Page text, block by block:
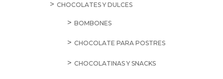
CHOCOLATES Y DULCES
BOMBONES
CHOCOLATE PARA POSTRES
CHOCOLATINAS Y SNACKS